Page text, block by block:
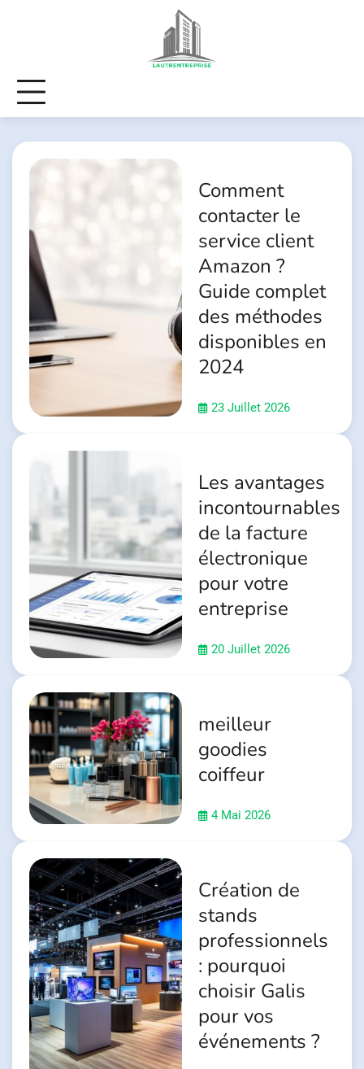
Comment
contacter le
service client
Amazon ?
Guide complet
des méthodes
disponibles en
2024
23 Juillet 2026
Les avantages
incontournables
de la facture
électronique
pour votre
entreprise
20 Juillet 2026
meilleur
goodies
coiffeur
4 Mai 2026
Création de
stands
professionnels
: pourquoi
choisir Galis
pour vos
événements ?